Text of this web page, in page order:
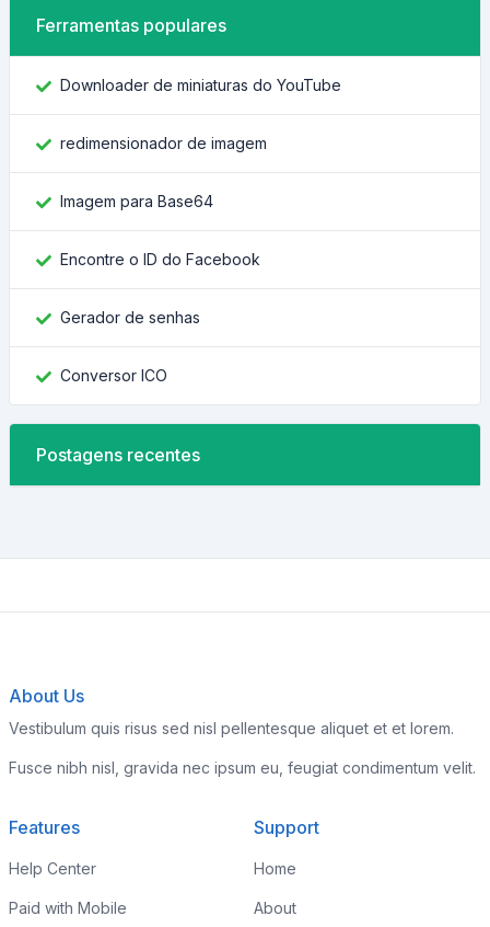
Ferramentas populares
Downloader de miniaturas do YouTube
redimensionador de imagem
Imagem para Base64
Encontre o ID do Facebook
Gerador de senhas
Conversor ICO
Postagens recentes
About Us
Vestibulum quis risus sed nisl pellentesque aliquet et et lorem.
Fusce nibh nisl, gravida nec ipsum eu, feugiat condimentum velit.
Features
Help Center
Paid with Mobile
Support
Home
About